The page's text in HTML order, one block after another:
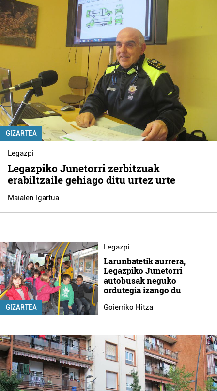
GIZARTEA
Legazpi
Legazpiko Junetorri zerbitzuak
erabiltzaile gehiago ditu urtez urte
Maialen Igartua
GIZARTEA
Legazpi
Larunbatetik aurrera,
Legazpiko Junetorri
autobusak neguko
ordutegia izango du
Goierriko Hitza